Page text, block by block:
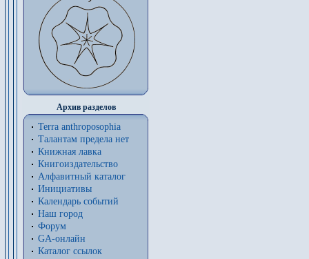
Архив разделов
Terra anthroposophia
Талантам предела нет
Книжная лавка
Книгоиздательство
Алфавитный каталог
Инициативы
Календарь событий
Наш город
Форум
GA-онлайн
Каталог ссылок